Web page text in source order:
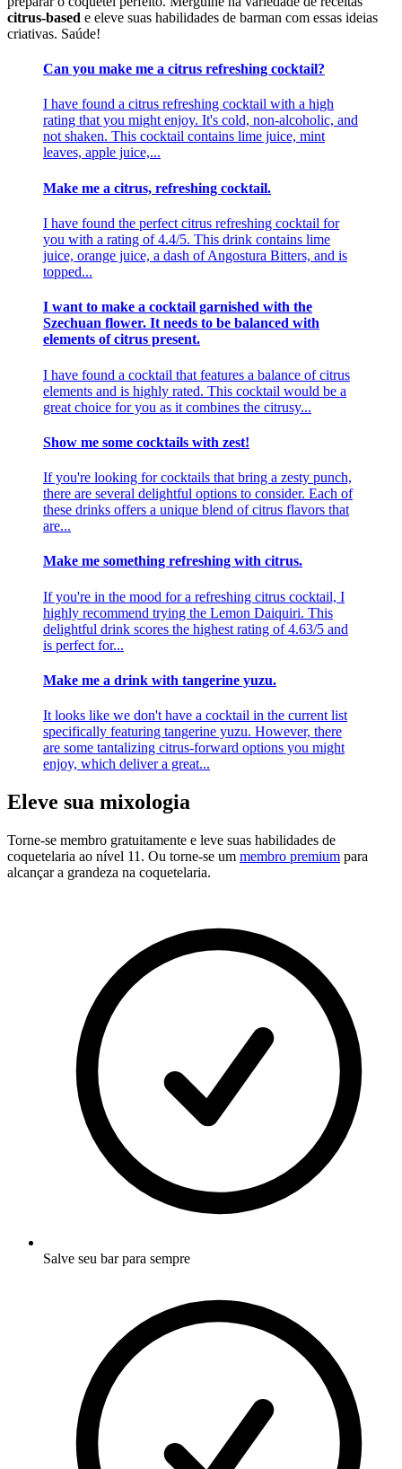
citrus-based e eleve suas habilidades de barman com essas ideias
criativas. Saúde!
Can you make me a citrus refreshing cocktail?
I have found a citrus refreshing cocktail with a high
rating that you might enjoy. It's cold, non-alcoholic, and
not shaken. This cocktail contains lime juice, mint
leaves, apple juice,...
Make me a citrus, refreshing cocktail.
I have found the perfect citrus refreshing cocktail for
you with a rating of 4.4/5. This drink contains lime
juice, orange juice, a dash of Angostura Bitters, and is
topped...
I want to make a cocktail garnished with the
Szechuan flower. It needs to be balanced with
elements of citrus present.
I have found a cocktail that features a balance of citrus
elements and is highly rated. This cocktail would be a
great choice for you as it combines the citrusy...
Show me some cocktails with zest!
If you're looking for cocktails that bring a zesty punch,
there are several delightful options to consider. Each of
these drinks offers a unique blend of citrus flavors that
are...
Make me something refreshing with citrus.
If you're in the mood for a refreshing citrus cocktail, I
highly recommend trying the Lemon Daiquiri. This
delightful drink scores the highest rating of 4.63/5 and
is perfect for...
Make me a drink with tangerine yuzu.
It looks like we don't have a cocktail in the current list
specifically featuring tangerine yuzu. However, there
are some tantalizing citrus-forward options you might
enjoy, which deliver a great...
Eleve sua mixologia
Torne-se membro gratuitamente e leve suas habilidades de
coquetelaria ao nível 11. Ou torne-se um membro premium para
alcançar a grandeza na coquetelaria.
Salve seu bar para sempre